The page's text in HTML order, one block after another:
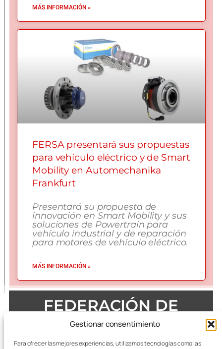
Gestionar consentimiento
Para ofrecer las mejores experiencias, utilizamos tecnologías como las
MÁS INFORMACIÓN »
FERSA presentará sus propuestas
para vehículo eléctrico y de Smart
Mobility en Automechanika
Frankfurt
Presentará su propuesta de
innovación en Smart Mobility y sus
soluciones de Powertrain para
vehículo industrial y de reparación
para motores de vehículo eléctrico.
MÁS INFORMACIÓN »
FEDERACIÓN DE
EMPRESAS DEL METAL
DE ZARAGOZA